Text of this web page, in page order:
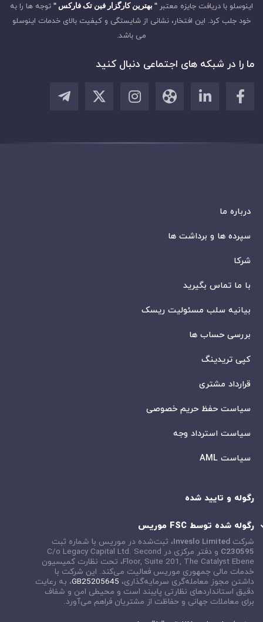
اینوسلو با دریافت جایزه معتبر " بهترین کارگزار فین تک فارکس " توجه ها را به
خود جلب کرد. این افتخار، نشانی از شایستگی و کیفیت بالای خدمات اینوسلو
می باشد.
ما را در شبکه های اجتماعی دنبال کنید
درباره ما
سپرده ها و برداشت ها
شرکا
با ما تماس بگیرید
بیانیه سلب مسئولیت ریسک
بررسی حساب ها
کپی تریدینگ
قرارداد مشتری
سیاست حفظ حریم خصوصی
سیاست استرداد وجه
سیاست AML
رگوله و تایید شده
رگوله شده توسط FSC موریس
شرکت Inveslo Limited، ثبت‌شده در موریس با شماره ثبت
C230595 و دفتر مرکزی در C/o Legacy Capital Ltd. Second
Floor, Suite 201, The Catalyst Ebene، تحت نظارت کمیسیون
خدمات مالی جمهوری موریس فعالیت می‌کند. این شرکت با
داشتن مجوز معامله‌گری سرمایه‌گذاری، GB25205645، به رعایت
دقیق استانداردهای نظارتی پایبند است و محیطی امن و شفاف
برای معاملات جهانی و حفاظت از مشتریان فراهم می‌آورد.